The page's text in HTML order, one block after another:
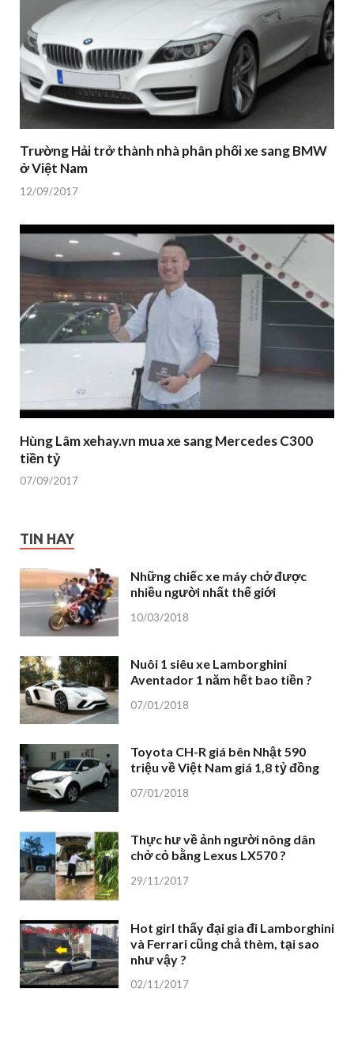
Trường Hải trở thành nhà phân phối xe sang BMW
ở Việt Nam
12/09/2017
Hùng Lâm xehay.vn mua xe sang Mercedes C300
tiền tỷ
07/09/2017
TIN HAY
Những chiếc xe máy chở được
nhiều người nhất thế giới
10/03/2018
Nuôi 1 siêu xe Lamborghini
Aventador 1 năm hết bao tiền ?
07/01/2018
Toyota CH-R giá bên Nhật 590
triệu về Việt Nam giá 1,8 tỷ đồng
07/01/2018
Thực hư về ảnh người nông dân
chở cỏ bằng Lexus LX570 ?
29/11/2017
Hot girl thấy đại gia đi Lamborghini
và Ferrari cũng chả thèm, tại sao
như vậy ?
02/11/2017